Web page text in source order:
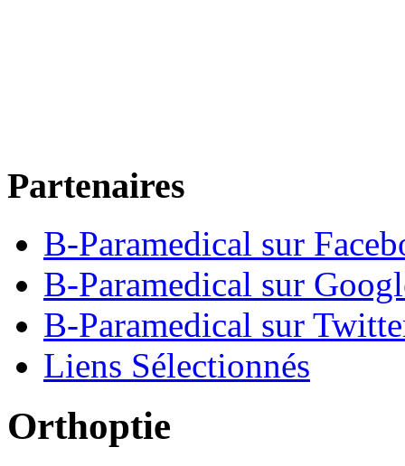
Partenaires
B-Paramedical sur
B-Paramedical sur
B-Paramedical sur
Liens Sélectionnés
Orthoptie